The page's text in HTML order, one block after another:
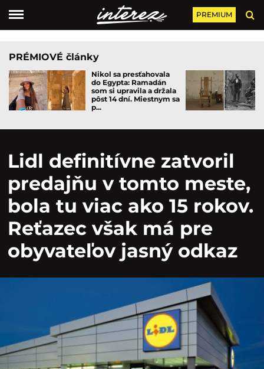
PREMIUM
PRÉMIOVÉ články
Nikol sa presťahovala
do Egypta: Ramadán
som si upravila a držala
pôst 14 dní. Miestnym sa
p...
Lidl definitívne zatvoril
predajňu v tomto meste,
bola tu viac ako 15 rokov.
Reťazec však má pre
obyvateľov jasný odkaz